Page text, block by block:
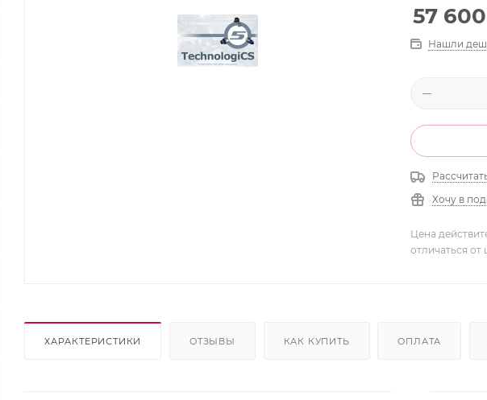
57 600
Нашли
Хочу в
Цена
отличаться от
ХАРАКТЕРИСТИКИ ОТЗЫВЫ КАК КУПИТЬ ОПЛАТА